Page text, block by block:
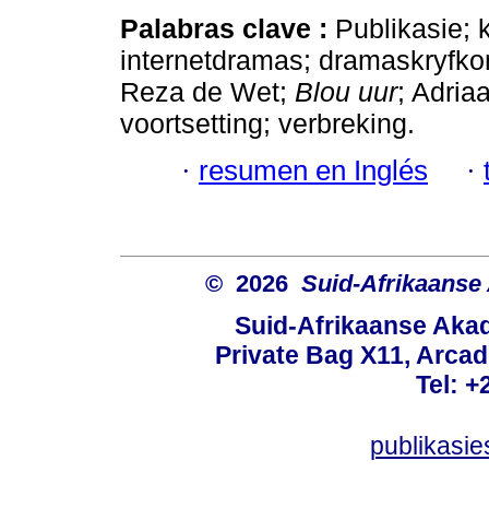
Palabras clave : Publikasie;
internetdramas;
Reza de Wet; Blou uur;
voortsetting; verbreking.
· resumen en Inglés ·
© 2026 Suid-Afrikaanse
Suid-Afrikaanse
Private Bag X11,
Tel: